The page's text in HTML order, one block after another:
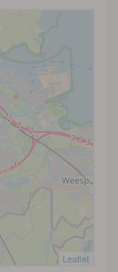
Leaflet